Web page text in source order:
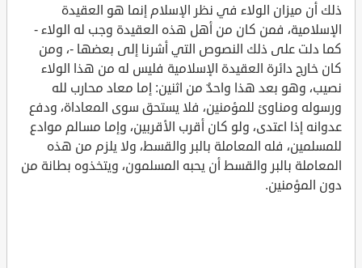
ذلك أن ميزان الولاء في نظر الإسلام إنما هو العقيدة
الإسلامية، فمن كان من أهل هذه العقيدة وجب له الولاء -
كما دلت على ذلك النصوص التي أشرنا إلى بعضها -، ومن
كان خارج دائرة العقيدة الإسلامية فليس له من هذا الولاء
نصيب، وهو بعد هذا واحدٌ من اثنين: إما معاد محارب لله
ورسوله ومناوئ للمؤمنين، فلا يستحق سوى المعاداة، ودفع
عدوانه إذا اعتدى، ولو كان أقرب الأقربين، وإما مسالم موادع
للمسلمين، فله المعاملة بالبر والقسط، ولا يلزم من هذه
المعاملة بالبر والقسط أن يحبه المسلمون، ويتخذوه بطانة من
دون المؤمنين.